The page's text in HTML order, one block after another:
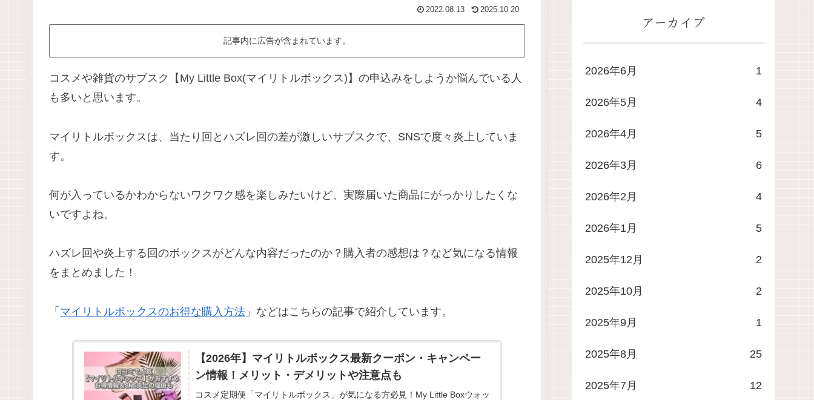
2022.08.13 2025.10.20
記事内に広告が含まれています。
コスメや雑貨のサブスク【My Little Box(マイリトルボックス)】の申込みをしようか悩んでいる人
も多いと思います。
マイリトルボックスは、当たり回とハズレ回の差が激しいサブスクで、SNSで度々炎上していま
す。
何が入っているかわからないワクワク感を楽しみたいけど、実際届いた商品にがっかりしたくな
いですよね。
ハズレ回や炎上する回のボックスがどんな内容だったのか？購入者の感想は？など気になる情報
をまとめました！
「 マイリトルボックスのお得な購入方法 」などはこちらの記事で紹介しています。
【2026年】マイリトルボックス最新クーポン・キャンペー
ン情報！メリット・デメリットや注意点も
コスメ定期便「マイリトルボックス」が気になる方必見！My Little Boxウォッ
アーカイブ
2026年6月 1
2026年5月 4
2026年4月 5
2026年3月 6
2026年2月 4
2026年1月 5
2025年12月 2
2025年10月 2
2025年9月 1
2025年8月 25
2025年7月 12